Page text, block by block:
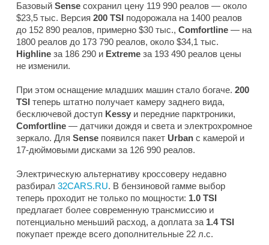
Базовый Sense сохранил цену 119 990 реалов — около
$23,5 тыс. Версия 200 TSI подорожала на 1400 реалов
до 152 890 реалов, примерно $30 тыс., Comfortline — на
1800 реалов до 173 790 реалов, около $34,1 тыс.
Highline за 186 290 и Extreme за 193 490 реалов цены
не изменили.
При этом оснащение младших машин стало богаче. 200
TSI теперь штатно получает камеру заднего вида,
бесключевой доступ Kessy и передние парктроники,
Comfortline — датчики дождя и света и электрохромное
зеркало. Для Sense появился пакет Urban с камерой и
17-дюймовыми дисками за 126 990 реалов.
Электрическую альтернативу кроссоверу недавно
разбирал 32CARS.RU. В бензиновой гамме выбор
теперь проходит не только по мощности: 1.0 TSI
предлагает более современную трансмиссию и
потенциально меньший расход, а доплата за 1.4 TSI
покупает прежде всего дополнительные 22 л.с.